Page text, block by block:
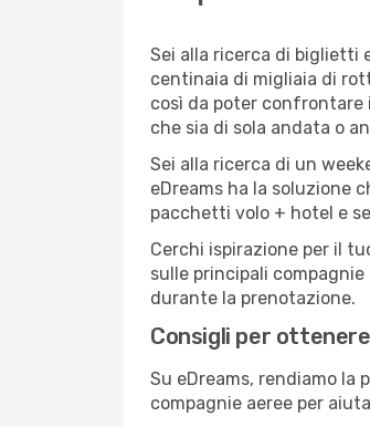
Sei alla ricerca di biglietti
centinaia di migliaia di
così da poter confrontare
che sia di sola andata o
Sei alla ricerca di un
eDreams ha la soluzione
pacchetti volo + hotel e
Cerchi ispirazione per il
sulle principali
durante la prenotazione.
Consigli per
Su eDreams, rendiamo la
compagnie aeree per